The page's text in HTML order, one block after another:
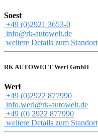
Soest
+49 (0)2921 3653-0
info@rk-autowelt.de
weitere Details zum Standort
RK AUTOWELT Werl GmbH
Werl
+49 (0)2922 877990
info.werl@rk-autowelt.de
+49 (0) 2922 877990
weitere Details zum Standort